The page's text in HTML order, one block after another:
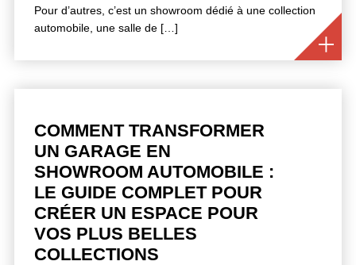
Pour d’autres, c’est un showroom dédié à une collection
automobile, une salle de […]
COMMENT TRANSFORMER
UN GARAGE EN
SHOWROOM AUTOMOBILE :
LE GUIDE COMPLET POUR
CRÉER UN ESPACE POUR
VOS PLUS BELLES
COLLECTIONS